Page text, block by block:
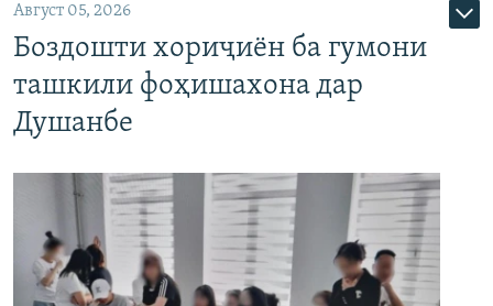
Август 05, 2026
Боздошти хориҷиён ба гумони
ташкили фоҳишахона дар
Душанбе